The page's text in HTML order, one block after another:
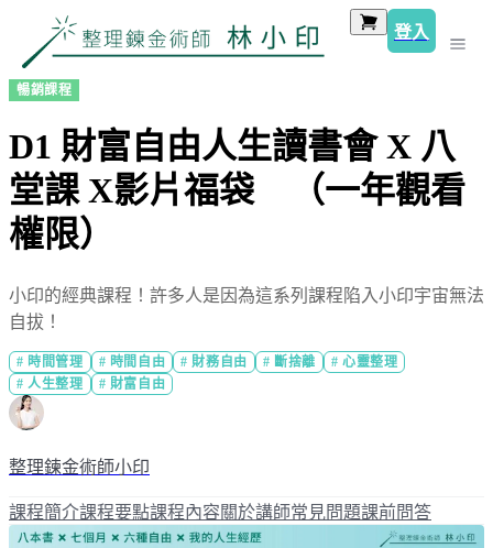
登入
暢銷課程
D1 財富自由人生讀書會 X 八
堂課 X影片福袋 （一年觀看
權限）
小印的經典課程！許多人是因為這系列課程陷入小印宇宙無法
自拔！
# 時間管理 # 時間自由 #財務自由 # 斷捨離 #心靈整理
#人生整理 # 財富自由
整理鍊金術師小印
課程簡介課程要點課程內容關於講師常見問題課前問答